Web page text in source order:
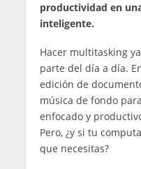
productividad en
inteligente.
Hacer multitasking
parte del día a día.
edición de
música de fondo
enfocado y
Pero, ¿y si tu
que necesitas?